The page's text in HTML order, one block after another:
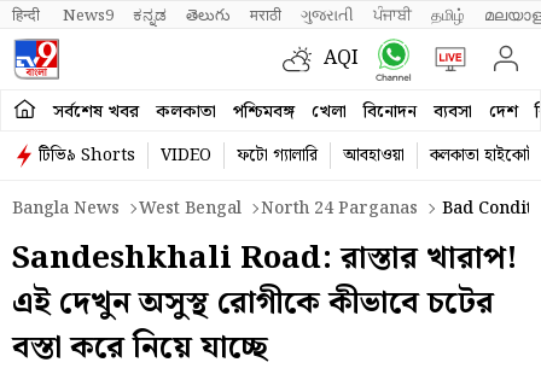
हिन्दी News9 ಕನ್ನಡ తెలుగు मराठी ગુજરાતી ਪੰਜਾਬੀ தமிழ்
AQI
সর্বশেষ খবর কলকাতা পশ্চিমবঙ্গ খেলা বিনোদন ব্যবসা দেশ
টিভি৯ Shorts VIDEO ফটো গ্যালারি আবহাওয়া
কলকাতা হাইকোর্ট
Bangla News
West Bengal North 24 Parganas Bad
Sandeshkhali Road: রাস্তার খারাপ!
এই দেখুন অসুস্থ রোগীকে কীভাবে চটের
বস্তা করে নিয়ে যাচ্ছে